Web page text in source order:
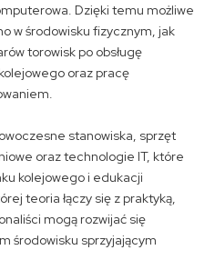
Dzięki temu możliwe
w środowisku fizycznym, jak
torowisk po obsługę
oraz pracę
stanowiska, sprzęt
oraz technologie IT, które
kolejowego i edukacji
teoria łączy się z praktyką,
mogą rozwijać się
środowisku sprzyjającym